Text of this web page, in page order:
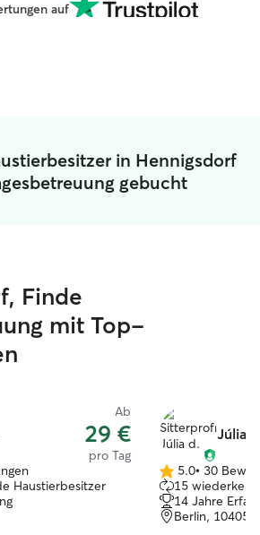
auf
in Hennigsdorf
gebucht
Finde
mit Top-
Ab
29 €
pro Tag
Haustierbesitzer
Júlia
5.0
von
5
Sternen
5.0• 30
15
14 Jahre
Berlin, 10405